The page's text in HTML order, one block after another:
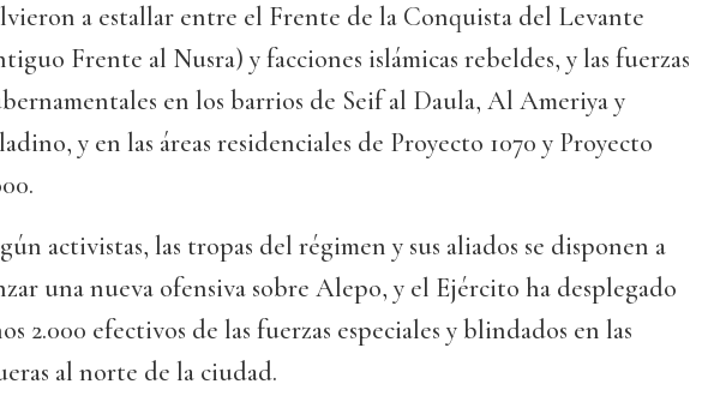
a estallar entre el Frente de la Conquista del Levante
Frente al Nusra) y facciones islámicas rebeldes, y las fuerzas
en los barrios de Seif al Daula, Al Ameriya y
y en las áreas residenciales de Proyecto 1070 y Proyecto
activistas, las tropas del régimen y sus aliados se disponen a
una nueva ofensiva sobre Alepo, y el Ejército ha desplegado
2.000 efectivos de las fuerzas especiales y blindados en las
al norte de la ciudad.